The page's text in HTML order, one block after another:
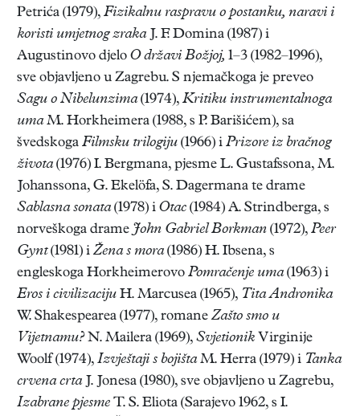
Petrića (1979), Fizikalnu raspravu o postanku, naravi i
koristi umjetnog zrakaJ. F. Domina (1987) i
Augustinovo djelo O državi Božjoj, 1–3 (1982–1996),
sve objavljeno u Zagrebu. S njemačkoga je preveo
Sagu o Nibelunzima(1974), Kritiku instrumentalnoga
umaM. Horkheimera (1988, s P. Barišićem), sa
švedskoga Filmsku trilogiju (1966) i Prizore iz bračnog
života(1976) I. Bergmana, pjesme L. Gustafssona, M.
Johanssona, G. Ekelöfa, S. Dagermana te drame
Sablasna sonata(1978) i Otac (1984) A. Strindberga, s
norveškoga drame John Gabriel Borkman (1972), Peer
Gynt(1981) i Žena s mora(1986) H. Ibsena, s
engleskoga Horkheimerovo Pomračenje uma(1963) i
Eros i civilizaciju H. Marcusea (1965), Tita Andronika
W. Shakespearea (1977), romane Zašto smo u
Vijetnamu?N. Mailera (1969), Svjetionik Virginije
Woolf (1974), Izvještaji s bojištaM. Herra (1979) i Tanka
crvena crtaJ. Jonesa (1980), sve objavljeno u Zagrebu,
Izabrane pjesme T. S. Eliota (Sarajevo 1962, s I.